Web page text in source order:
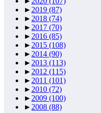
► 2019 (87)
► 2018 (74)
► 2017 (70)
► 2016 (85)
► 2015 (108)
► 2014 (90)
► 2013 (113)
► 2012 (115)
► 2011 (101)
► 2010 (72)
► 2009 (100)
► 2008 (88)